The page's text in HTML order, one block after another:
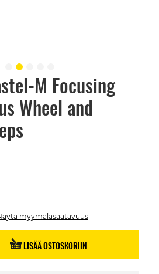
M Focusing
Wheel and
myymäläsaatavuus
LISÄÄ OSTOSKORIIN